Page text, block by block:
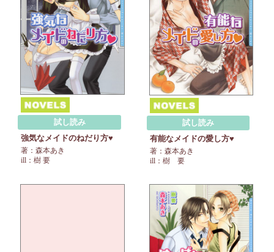
試し読み
強気なメイドのねだり方♥
著：森本あき
ill：樹 要
試し読み
有能なメイドの愛し方♥
著：森本あき
ill：樹 要